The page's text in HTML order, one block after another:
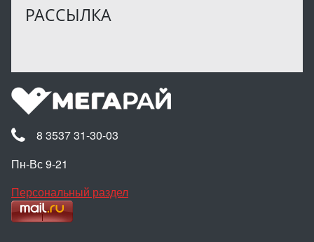
РАССЫЛКА
8 3537 31-30-03
Пн-Вс 9-21
Персональный раздел